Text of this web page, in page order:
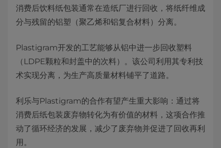
消费后饮料纸包装通常在造纸厂进行回收，将纸纤维成
分与残留的铝塑（聚乙烯和铝复合材料）分离。
Plastigram开发的工艺能够从铝中进一步回收塑料
（LDPE颗粒和封盖中的次料）。该公司利用其专利技
术实现分离，为生产高质量材料铺平了道路。
利乐与Plastigram的合作有望产生重大影响：通过将
消费后纸包装废弃物转化为有价值的材料，这项合作推
动了循环经济的发展，减少了废弃物并促进了回收再利
用。